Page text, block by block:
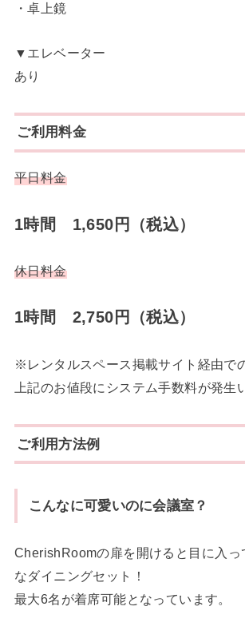
・卓上鏡
▼エレベーター
あり
ご利用料金
平日料金
1時間 1,650円（税込）
休日料金
1時間 2,750円（税込）
※レンタルスペース掲載サイト経由で
上記のお値段にシステム手数料が発生
ご利用方法例
こんなに可愛いのに会議室？
CherishRoomの扉を開けると目に入っ
なダイニングセット！
最大6名が着席可能となっています。